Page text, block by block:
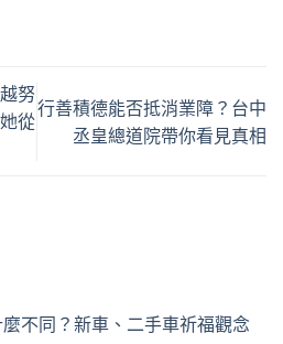
努
從
行善積德能否抵消業障？台中
丞皇總道院帶你看見真相
不同？新車、二手車祈福觀念